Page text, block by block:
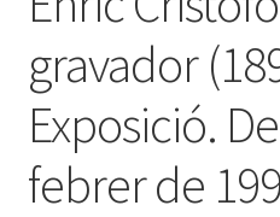
gravador
Exposició.
febrer de